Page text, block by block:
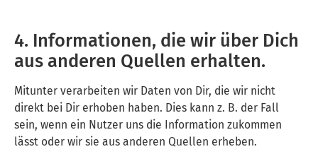
4. Informationen, die wir über Dich
aus anderen Quellen erhalten.
Mitunter verarbeiten wir Daten von Dir, die wir nicht
direkt bei Dir erhoben haben. Dies kann z. B. der Fall
sein, wenn ein Nutzer uns die Information zukommen
lässt oder wir sie aus anderen Quellen erheben.